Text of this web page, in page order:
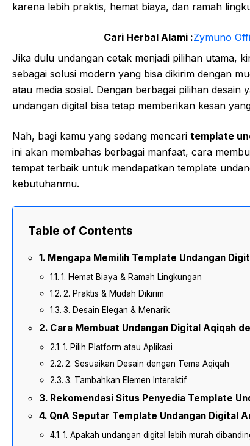
karena lebih praktis, hemat biaya, dan ramah
Cari Herbal Alami :Zymuno
Jika dulu undangan cetak menjadi pilihan utama,
sebagai solusi modern yang bisa dikirim dengan
atau media sosial. Dengan berbagai pilihan desain
undangan digital bisa tetap memberikan kesan
Nah, bagi kamu yang sedang mencari template
ini akan membahas berbagai manfaat, cara
tempat terbaik untuk mendapatkan template
kebutuhanmu.
Table of Contents
Mengapa Memilih Template Undangan
1. Hemat Biaya & Ramah Lingkungan
2. Praktis & Mudah Dikirim
3. Desain Elegan & Menarik
Cara Membuat Undangan Digital Aqiqah
1. Pilih Platform atau Aplikasi
2. Sesuaikan Desain dengan Tema Aqiqah
3. Tambahkan Elemen Interaktif
Rekomendasi Situs Penyedia Template
QnA Seputar Template Undangan Digital
1. Apakah undangan digital lebih murah